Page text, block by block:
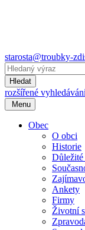
starosta@troubky-
Hledat
rozšířené
Menu
Obec
O obci
Historie
Ankety
Firmy
Životní